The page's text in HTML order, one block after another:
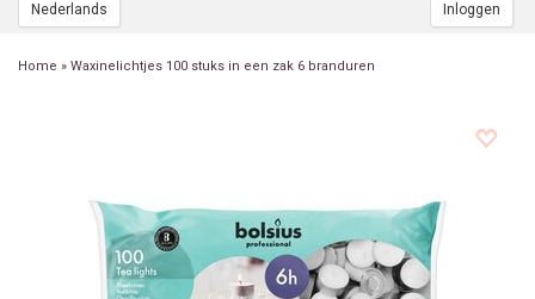
Nederlands Inloggen
Home » Waxinelichtjes 100 stuks in een zak 6 branduren